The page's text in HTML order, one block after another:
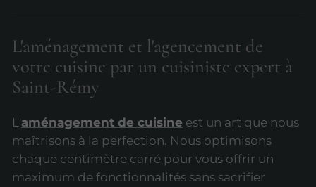
L'aménagement et l'agencement de
votre cuisine par un cuisiniste expert à
Saint-Rémy
L'aménagement de cuisine est un art que nous
maîtrisons à la perfection. Nous optimisons
chaque centimètre carré pour vous offrir un
maximum de fonctionnalités sans sacrifier